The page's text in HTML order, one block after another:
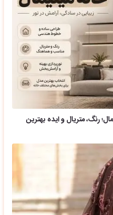
رنگ، متریال و ایده بهترین